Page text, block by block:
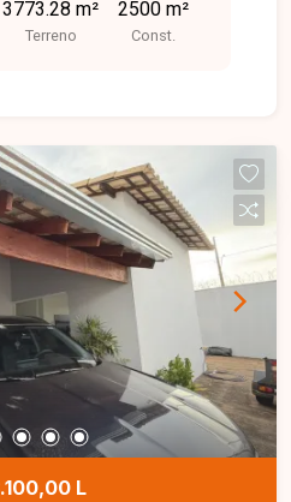
operações. Imóvel
2.500m² de
industriais, logísticas,
armazenagem ou
Sua localização
acesso à Rodovia BR-
e eficiência para as
uma visita para
oportunidade comercial.
3773.28 m²
Terreno
2500 m²
Const.
L